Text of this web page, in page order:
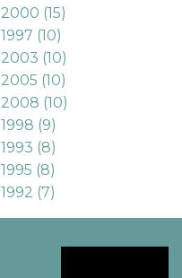
2000 (15)
1997 (10)
2003 (10)
2005 (10)
2008 (10)
1998 (9)
1993 (8)
1995 (8)
1992 (7)